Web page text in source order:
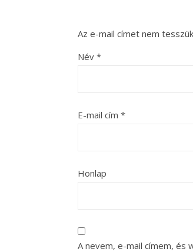
Az e-mail címet nem
Név *
E-mail cím *
Honlap
A nevem, e-mail címem, és